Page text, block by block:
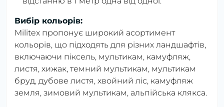
Вибір кольорів:
Militex пропонує широкий асортимент
кольорів, що підходять для різних ландшафтів,
включаючи піксель, мультикам, камуфляж,
листя, хижак, темний мультикам, мультикам
бруд, дубове листя, хвойний ліс, камуфляж
земля, зимовий мультикам, альпійська клякса.